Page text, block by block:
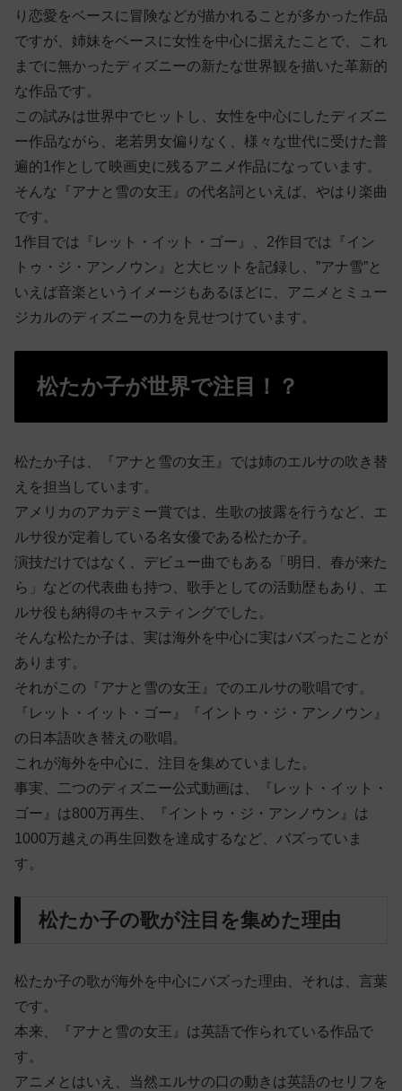
り恋愛をベースに冒険などが描かれることが多かった作品
ですが、姉妹をベースに女性を中心に据えたことで、これ
までに無かったディズニーの新たな世界観を描いた革新的
な作品です。
この試みは世界中でヒットし、女性を中心にしたディズニ
ー作品ながら、老若男女偏りなく、様々な世代に受けた普
遍的1作として映画史に残るアニメ作品になっています。
そんな『アナと雪の女王』の代名詞といえば、やはり楽曲
です。
1作目では『レット・イット・ゴー』、2作目では『イン
トゥ・ジ・アンノウン』と大ヒットを記録し、”アナ雪”と
いえば音楽というイメージもあるほどに、アニメとミュー
ジカルのディズニーの力を見せつけています。
松たか子が世界で注目！？
松たか子は、『アナと雪の女王』では姉のエルサの吹き替
えを担当しています。
アメリカのアカデミー賞では、生歌の披露を行うなど、エ
ルサ役が定着している名女優である松たか子。
演技だけではなく、デビュー曲でもある「明日、春が来た
ら」などの代表曲も持つ、歌手としての活動歴もあり、エ
ルサ役も納得のキャスティングでした。
そんな松たか子は、実は海外を中心に実はバズったことが
あります。
それがこの『アナと雪の女王』でのエルサの歌唱です。
『レット・イット・ゴー』『イントゥ・ジ・アンノウン』
の日本語吹き替えの歌唱。
これが海外を中心に、注目を集めていました。
事実、二つのディズニー公式動画は、『レット・イット・
ゴー』は800万再生、『イントゥ・ジ・アンノウン』は
1000万越えの再生回数を達成するなど、バズっていま
す。
松たか子の歌が注目を集めた理由
松たか子の歌が海外を中心にバズった理由、それは、言葉
です。
本来、『アナと雪の女王』は英語で作られている作品で
す。
アニメとはいえ、当然エルサの口の動きは英語のセリフを